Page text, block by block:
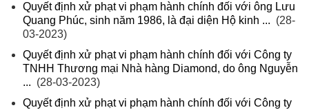
Quyết định xử phạt vi phạm hành chính đối với ông Lưu
Quang Phúc, sinh năm 1986, là đại diện Hộ kinh ... (28-
03-2023)
Quyết định xử phạt vi phạm hành chính đối với Công ty
TNHH Thương mại Nhà hàng Diamond, do ông Nguyễn
... (28-03-2023)
Quyết định xử phạt vi phạm hành chính đối với Công ty